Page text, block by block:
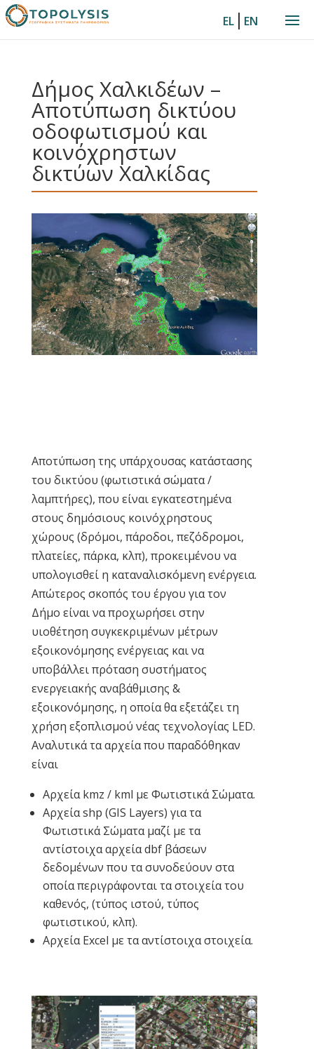
EL | EN
Δήμος Χαλκιδέων –
Αποτύπωση δικτύου
οδοφωτισμού και
κοινόχρηστων
δικτύων Χαλκίδας
Αποτύπωση της υπάρχουσας κατάστασης
του δικτύου (φωτιστικά σώματα /
λαμπτήρες), που είναι εγκατεστημένα
στους δημόσιους κοινόχρηστους
χώρους (δρόμοι, πάροδοι, πεζόδρομοι,
πλατείες, πάρκα, κλπ), προκειμένου να
υπολογισθεί η καταναλισκόμενη ενέργεια.
Απώτερος σκοπός του έργου για τον
Δήμο είναι να προχωρήσει στην
υιοθέτηση συγκεκριμένων μέτρων
εξοικονόμησης ενέργειας και να
υποβάλλει πρόταση συστήματος
ενεργειακής αναβάθμισης &
εξοικονόμησης, η οποία θα εξετάζει τη
χρήση εξοπλισμού νέας τεχνολογίας LED.
Αναλυτικά τα αρχεία που παραδόθηκαν
είναι
Αρχεία kmz / kml με Φωτιστικά Σώματα.
Αρχεία shp (GIS Layers) για τα
Φωτιστικά Σώματα μαζί με τα
αντίστοιχα αρχεία dbf βάσεων
δεδομένων που τα συνοδεύουν στα
οποία περιγράφονται τα στοιχεία του
καθενός, (τύπος ιστού, τύπος
φωτιστικού, κλπ).
Αρχεία Excel με τα αντίστοιχα στοιχεία.